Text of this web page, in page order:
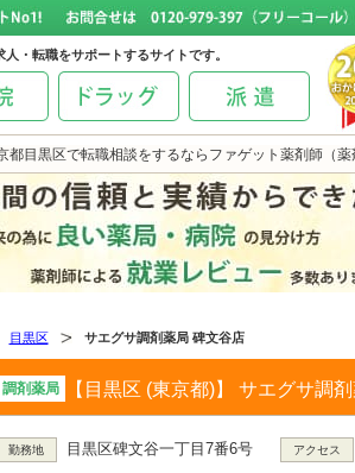
目黒区で転職相談をするならファゲット薬剤師（薬
・転職をサポートするサイトです。
目黒区 サエグサ調剤薬局 碑文谷店
調剤薬局 【目黒区 (東京都)】 サエグサ調
勤務地 目黒区碑文谷一丁目7番6号 アクセス